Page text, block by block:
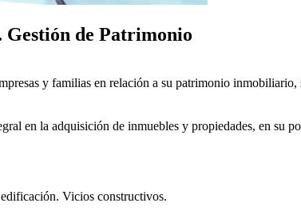
de Patrimonio
y familias en relación a su patrimonio
en la adquisición de inmuebles y propiedades, en
Vicios constructivos.